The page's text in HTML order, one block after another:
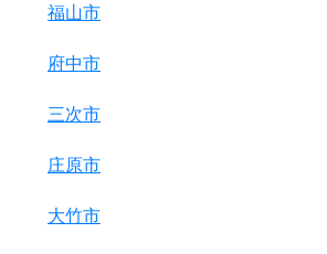
福山市
府中市
三次市
庄原市
大竹市